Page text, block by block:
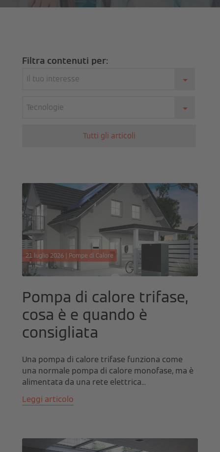
Filtra contenuti per:
Il tuo interesse
Tecnologie
Tutti gli articoli
21 luglio 2026 | Pompe di Calore
Pompa di calore trifase,
cosa è e quando è
consigliata
Una pompa di calore trifase funziona come
una normale pompa di calore monofase, ma è
alimentata da una rete elettrica...
Leggi articolo